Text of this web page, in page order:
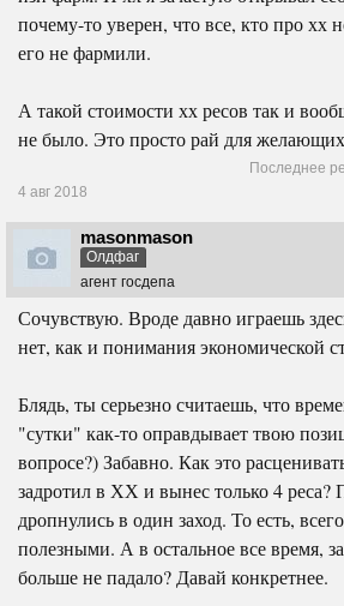
почему-то уверен, что все, кто про хх
его не фармили.
А такой стоимости хх ресов так и
не было. Это просто рай для желающих
Последнее
4 авг 2018
masonmason
Олдфаг
агент госдепа
Сочувствую. Вроде давно играешь
нет, как и понимания экономической
Блядь, ты серьезно считаешь, что
"сутки" как-то оправдывает твою
вопросе?) Забавно. Как это
задротил в ХХ и вынес только 4 реса?
дропнулись в один заход. То есть,
полезными. А в остальное все время,
больше не падало? Давай конкретнее.